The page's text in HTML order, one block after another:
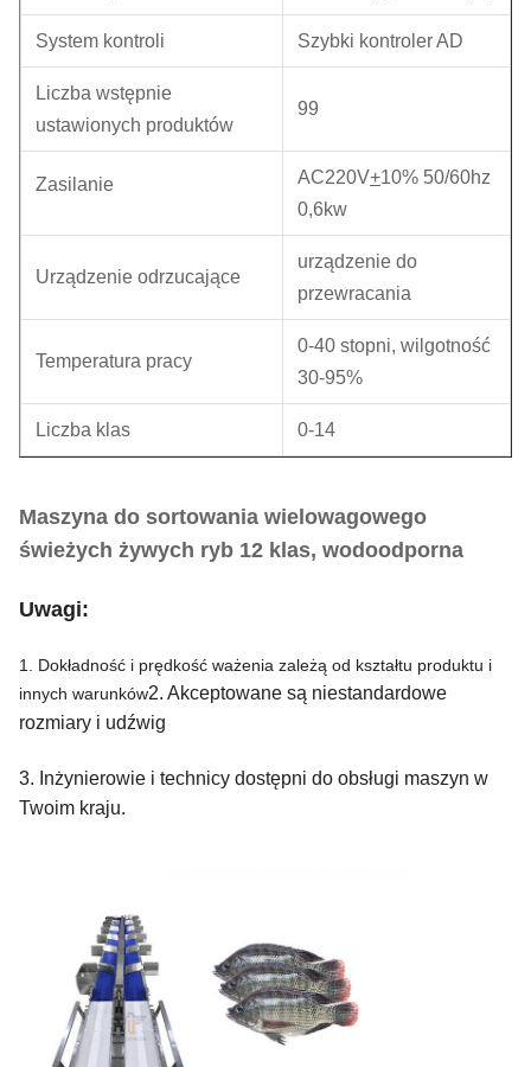
System kontroli Szybki kontroler AD
Liczba wstępnie
ustawionych produktów
99
Zasilanie AC220V+10% 50/60hz
0,6kw
Urządzenie odrzucające
urządzenie do
przewracania
Temperatura pracy
0-40 stopni, wilgotność
30-95%
Liczba klas 0-14
Maszyna do sortowania wielowagowego
świeżych żywych ryb 12 klas, wodoodporna
Uwagi:
1. Dokładność i prędkość ważenia zależą od kształtu produktu i
innych warunków2. Akceptowane są niestandardowe
rozmiary i udźwig
3. Inżynierowie i technicy dostępni do obsługi maszyn w
Twoim kraju.